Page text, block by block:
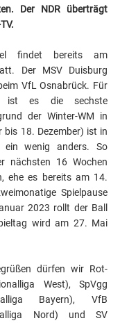
Der NDR überträgt
findet bereits am
Der MSV Duisburg
VfL Osnabrück. Für
ist es die sechste
der Winter-WM in
bis 18. Dezember) ist in
ein wenig anders. So
nächsten 16 Wochen
ehe es bereits am 14.
Spielpause
2023 rollt der Ball
wird am 27. Mai
dürfen wir Rot-
West), SpVgg
Bayern), VfB
Nord) und SV